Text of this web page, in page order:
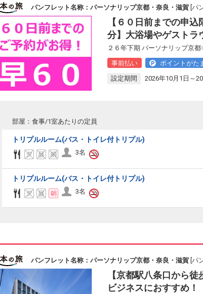
パンフレット名称：パーソナリップ京都・奈良・滋賀 [パ
【６０日前までの申
分】大浴場やゲストラ
２６年下期 パーソナリップ京
事前払い
ポイントがた
設定期間
2026年10月1日～
部屋：食事/1室あたりの定員
トリプルルーム(バス・トイレ付トリプル)
3名
トリプルルーム(バス・トイレ付トリプル)
3名
パンフレット名称：パーソナリップ京都・奈良・滋賀 [パ
【京都駅八条口から
ビジネスにおすすめ！